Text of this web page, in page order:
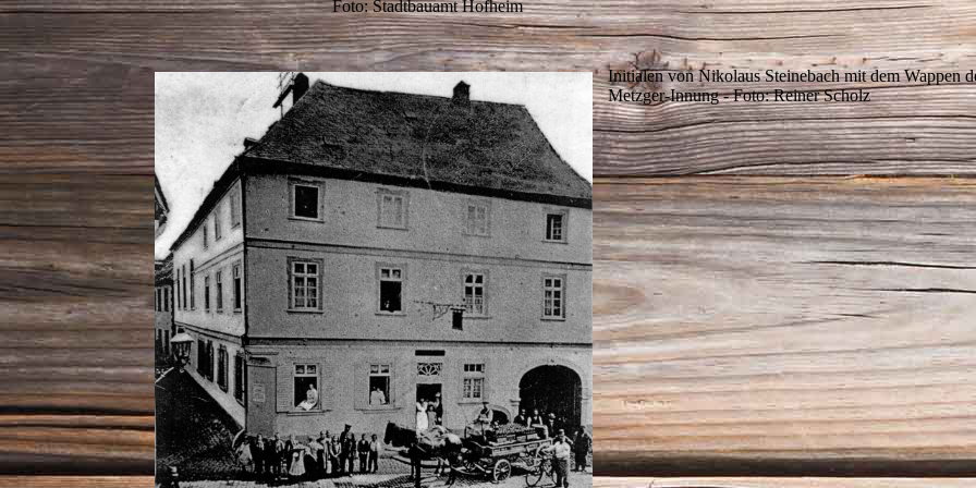
Foto: Stadtbauamt Hofheim
Initialen von Nikolaus Steinebach mit dem Wappen
Metzger-Innung - Foto: Reiner Scholz